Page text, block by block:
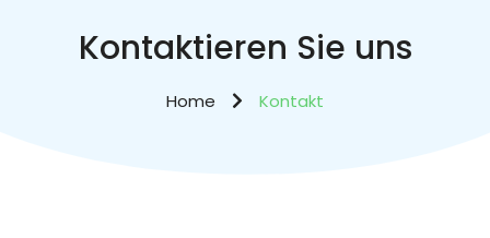
Kontaktieren Sie uns
Home Kontakt